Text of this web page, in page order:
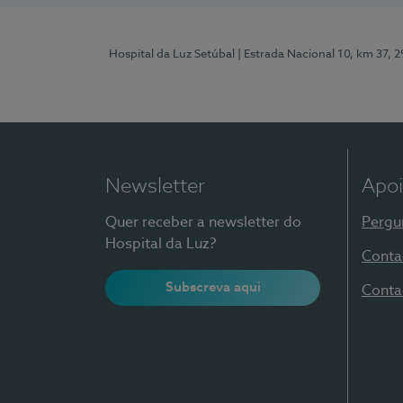
Hospital da Luz Setúbal | Estrada Nacional 10, km 37,
Newsletter
Quer receber a newsletter do
Hospital da Luz?
Subscreva aqui